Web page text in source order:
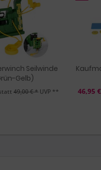
Seilwinde
Gelb)
49,00 € * UVP ** 46,95